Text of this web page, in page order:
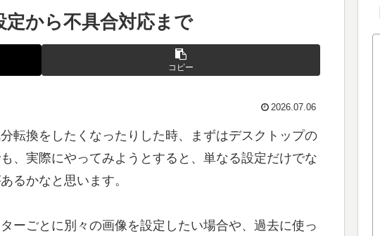
から不具合対応まで
コピー
2026.07.06
転換をしたくなったりした時、まずはデスクトップの
、実際にやってみようとすると、単なる設定だけでな
るかなと思います。
ーごとに別々の画像を設定したい場合や、過去に使っ